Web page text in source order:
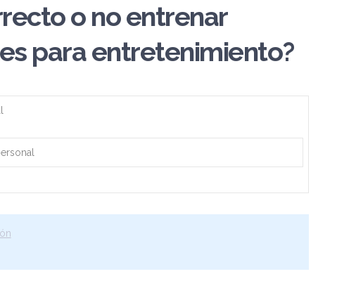
o no entrenar
para entretenimiento?